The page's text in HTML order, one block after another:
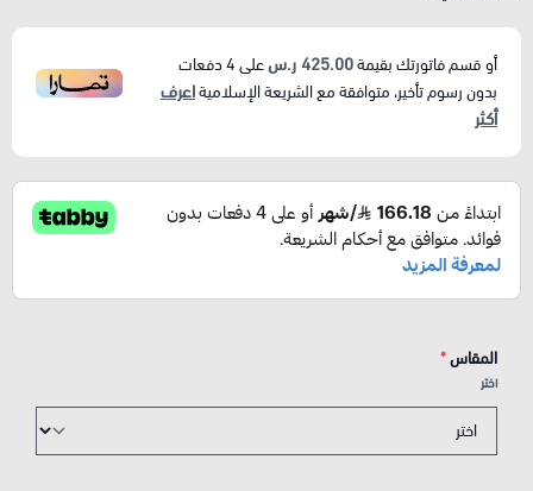
أو قسم فاتورتك بقيمة425.00 ر.س على4دفعات
بدون رسوم تأخير، متوافقة مع الشريعة الإسلاميةاعرف
أكثر
المقاس*
اختر